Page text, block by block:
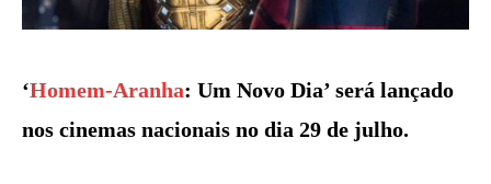
‘Homem-Aranha: Um Novo Dia’ será lançado
nos cinemas nacionais no dia 29 de julho.